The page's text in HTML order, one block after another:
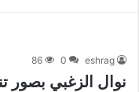
eshrag
0
86
نوال الزغبي بصور